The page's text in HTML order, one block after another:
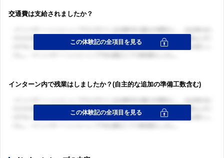
交通費は支給されましたか？
インターン内で残業はしましたか？(自主的な追加の準備工数含む)